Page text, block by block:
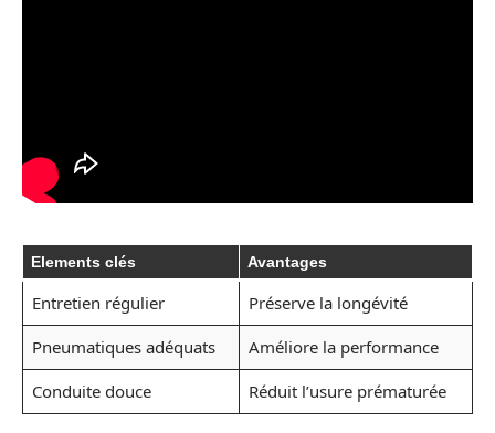
Elements clés Avantages
Entretien régulier
Préserve la longévité
Pneumatiques adéquats
Améliore la performance
Conduite douce
Réduit l’usure prématurée